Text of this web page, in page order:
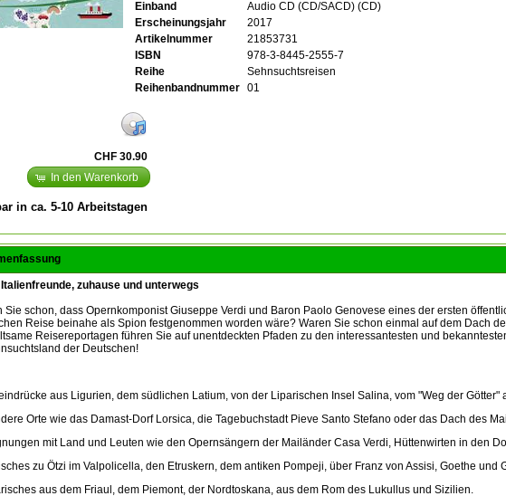
Einband
Audio CD (CD/SACD) (CD)
Erscheinungsjahr
2017
Artikelnummer
21853731
ISBN
978-3-8445-2555-7
Reihe
Sehnsuchtsreisen
Reihenbandnummer
01
CHF 30.90
In den Warenkorb
in ca. 5-10 Arbeitstagen
zuhause und unterwegs
Sie schon, dass Opernkomponist Giuseppe Verdi und Baron Paolo Genovese eines der ersten
Reise beinahe als Spion festgenommen worden wäre? Waren Sie schon einmal auf dem Dach
Reisereportagen führen Sie auf unentdeckten Pfaden zu den interessantesten und
der Deutschen!
aus Ligurien, dem südlichen Latium, von der Liparischen Insel Salina, vom "Weg der
Orte wie das Damast-Dorf Lorsica, die Tagebuchstadt Pieve Santo Stefano oder das Dach des
mit Land und Leuten wie den Opernsängern der Mailänder Casa Verdi, Hüttenwirten in den
zu Ötzi im Valpolicella, den Etruskern, dem antiken Pompeji, über Franz von Assisi, Goethe und
aus dem Friaul, dem Piemont, der Nordtoskana, aus dem Rom des Lukullus und Sizilien.